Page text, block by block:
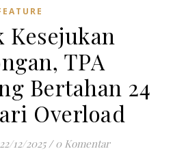
Kesejukan
TPA
Bertahan 24
Overload
22/12/2025 / 0 Komentar